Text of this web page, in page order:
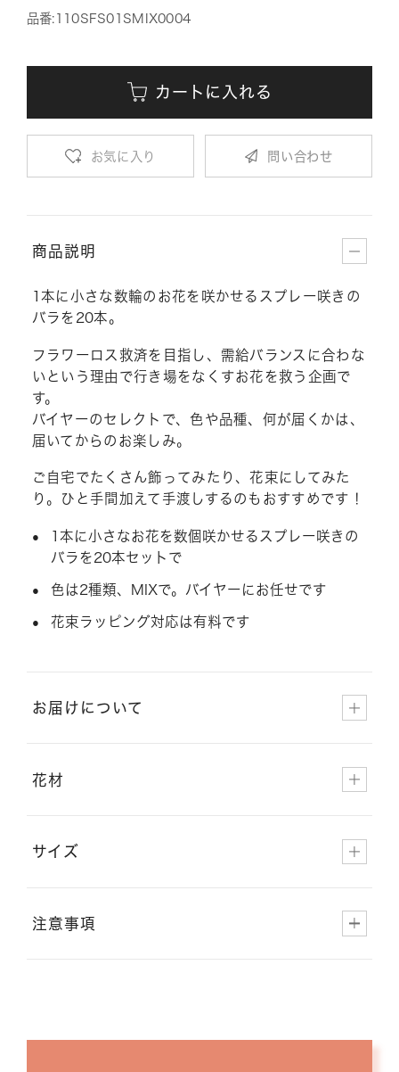
品番:110SFS01SMIX0004
カートに入れる
お気に入り 問い合わせ
商品説明
1本に小さな数輪のお花を咲かせるスプレー咲きの
バラを20本。
フラワーロス救済を目指し、需給バランスに合わな
いという理由で行き場をなくすお花を救う企画で
す。
バイヤーのセレクトで、色や品種、何が届くかは、
届いてからのお楽しみ。
ご自宅でたくさん飾ってみたり、花束にしてみた
り。ひと手間加えて手渡しするのもおすすめです！
1本に小さなお花を数個咲かせるスプレー咲きの
バラを20本セットで
色は2種類、MIXで。バイヤーにお任せです
花束ラッピング対応は有料です
お届けについて
花材
サイズ
注意事項